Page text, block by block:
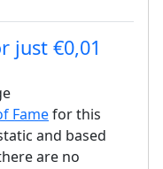
just €0,01
Famefor this
and based
are no